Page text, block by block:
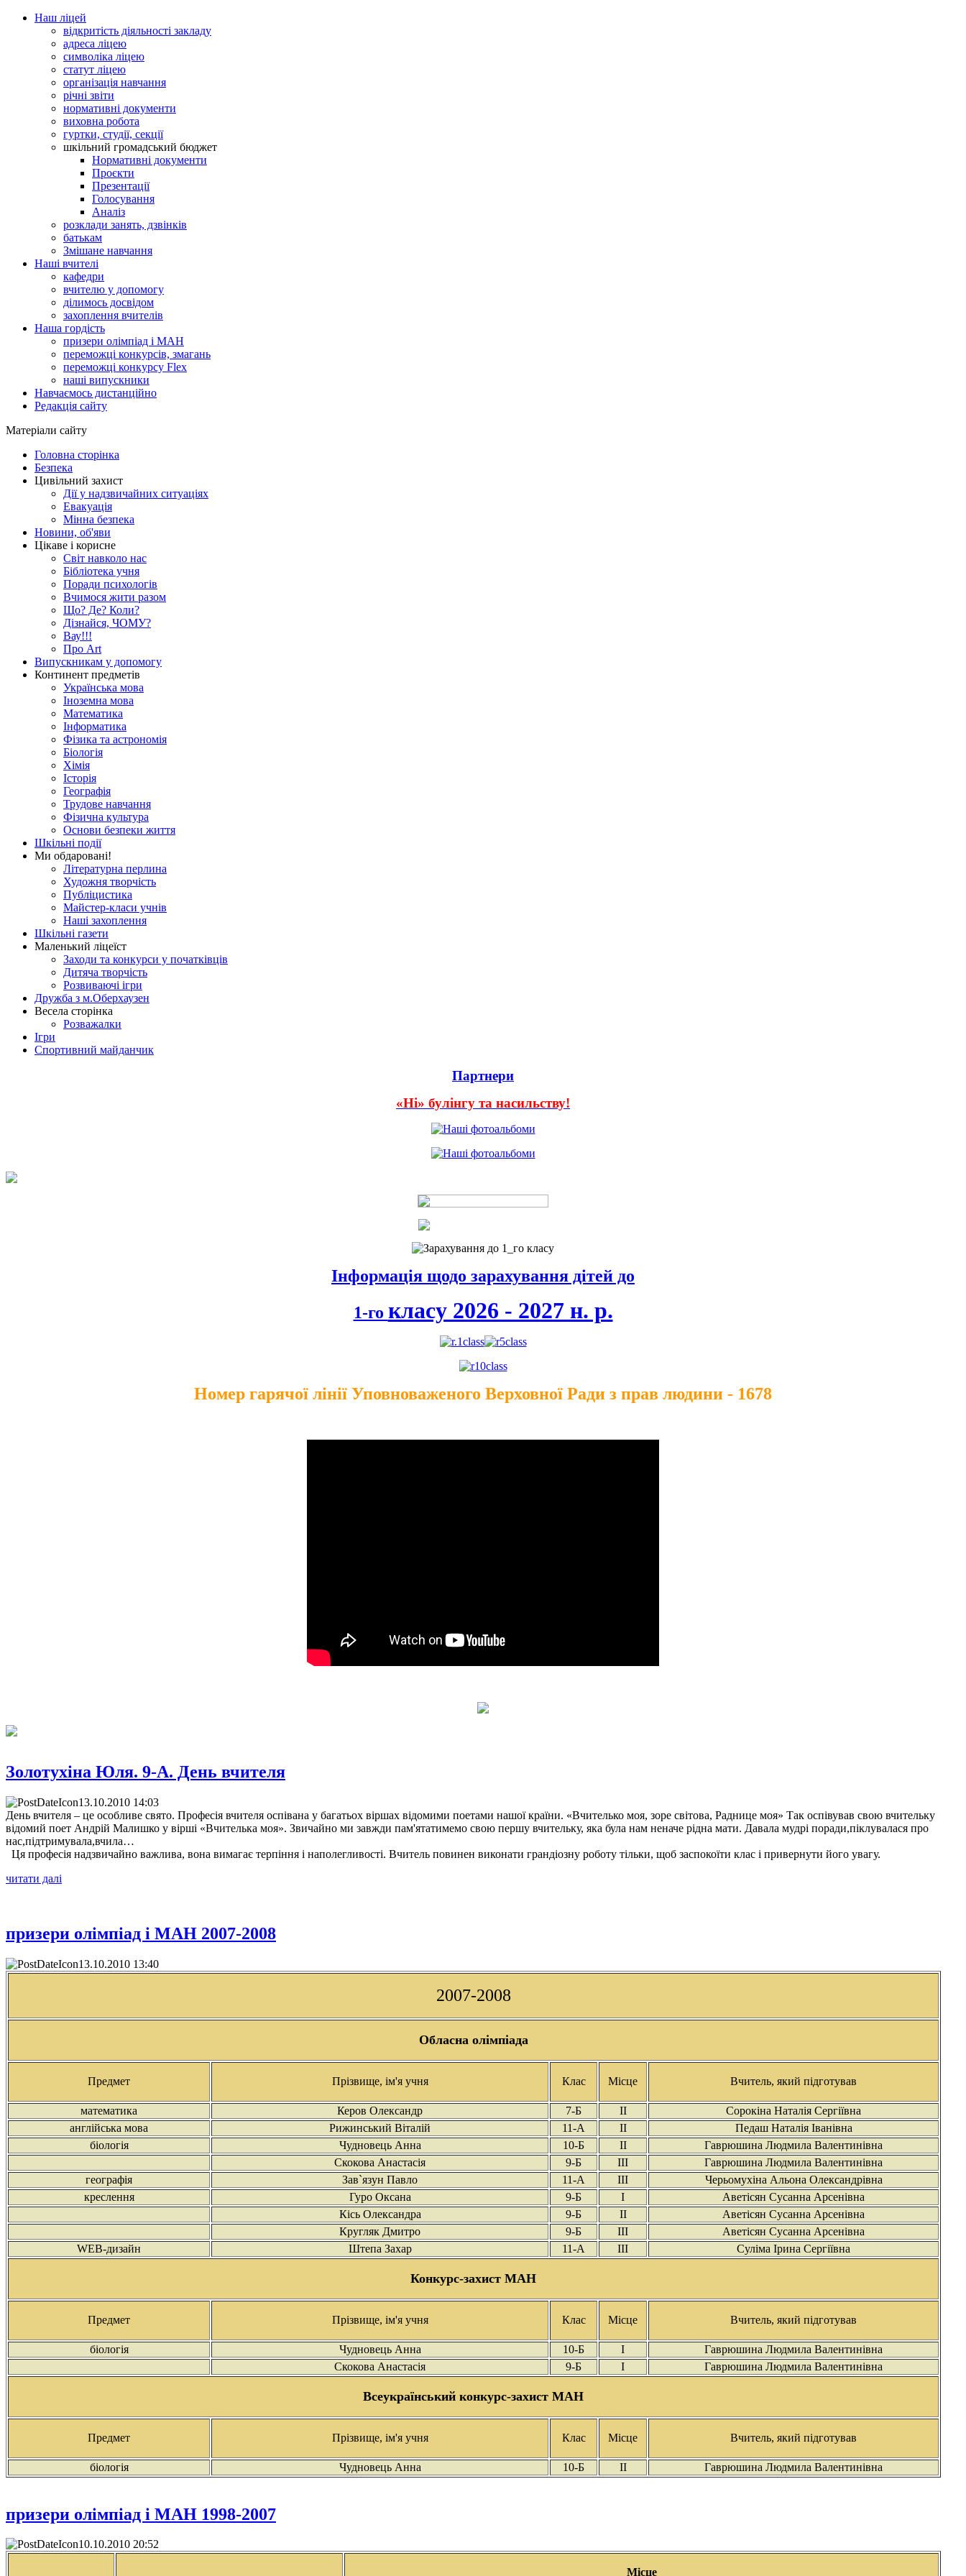
Наш ліцей
відкритість діяльності закладу
адреса ліцею
символіка ліцею
статут ліцею
організація навчання
річні звіти
нормативні документи
виховна робота
гуртки, студії, секції
шкільний громадський бюджет
Нормативні документи
Проєкти
Презентації
Голосування
Аналіз
розклади занять, дзвінків
батькам
Змішане навчання
Наші вчителі
кафедри
вчителю у допомогу
ділимось досвідом
захоплення вчителів
Наша гордість
призери олімпіад і МАН
переможці конкурсів, змагань
переможці конкурсу Flex
наші випускники
Навчаємось дистанційно
Редакція сайту
Матеріали сайту
Головна сторінка
Безпека
Цивільний захист
Дії у надзвичайних ситуаціях
Евакуація
Мінна безпека
Новини, об'яви
Цікаве і корисне
Світ навколо нас
Бібліотека учня
Поради психологів
Вчимося жити разом
Що? Де? Коли?
Дізнайся, ЧОМУ?
Вау!!!
Про Art
Випускникам у допомогу
Континент предметів
Українська мова
Іноземна мова
Математика
Інформатика
Фізика та астрономія
Біологія
Хімія
Історія
Географія
Трудове навчання
Фізична культура
Основи безпеки життя
Шкільні події
Ми обдаровані!
Літературна перлина
Художня творчість
Публіцистика
Майстер-класи учнів
Наші захоплення
Шкільні газети
Маленький ліцеїст
Заходи та конкурси у початківців
Дитяча творчість
Розвиваючі ігри
Дружба з м.Оберхаузен
Весела сторінка
Розважалки
Ігри
Спортивний майданчик
Партнери
«Ні» булінгу та насильству!
Інформація щодо зарахування дітей до
1-го класу 2026 - 2027 н. р.
Номер гарячої лінії Уповноваженого Верховної Ради з прав людини - 1678
Золотухіна Юля. 9-А. День вчителя
13.10.2010 14:03
День вчителя – це особливе свято. Професія вчителя оспівана у багатьох віршах відомими поетами нашої країни. «Вчителько моя, зоре світова, Раднице моя» Так оспівував свою вчительку
відомий поет Андрій Малишко у вірші «Вчителька моя». Звичайно ми завжди пам'ятатимемо свою першу вчительку, яка була нам неначе рідна мати. Давала мудрі поради,піклувалася про
нас,підтримувала,вчила…
Ця професія надзвичайно важлива, вона вимагає терпіння і наполегливості. Вчитель повинен виконати грандіозну роботу тільки, щоб заспокоїти клас і привернути його увагу.
читати далі
призери олімпіад і МАН 2007-2008
13.10.2010 13:40
2007-2008
Обласна олімпіада
Предмет Прізвище, ім'я учня Клас Місце Вчитель, який підготував
математика Керов Олександр 7-Б ІІ
Сорокіна Наталія Сергіївна
англійська мова
Рижинський Віталій 11-А ІІ
Педаш Наталія Іванівна
біологія
Чудновець Анна 10-Б ІІ
Гаврюшина Людмила Валентинівна
Скокова Анастасія
9-Б ІІІ
Гаврюшина Людмила Валентинівна
географія
Зав`язун Павло 11-А ІІІ
Черьомухіна Альона Олександрівна
креслення
Гуро Оксана 9-Б І
Аветісян Сусанна Арсенівна
Кісь Олександра
9-Б ІІ
Аветісян Сусанна Арсенівна
Кругляк Дмитро
9-Б ІІІ
Аветісян Сусанна Арсенівна
WEB-дизайн Штепа Захар 11-А ІІІ Суліма Ірина Сергіївна
Конкурс-захист МАН
Предмет Прізвище, ім'я учня Клас Місце Вчитель, який підготував
біологія Чудновець Анна 10-Б І
Гаврюшина Людмила Валентинівна
Скокова Анастасія
9-Б І Гаврюшина Людмила Валентинівна
Всеукраїнський конкурс-захист МАН
Предмет Прізвище, ім'я учня Клас Місце Вчитель, який підготував
біологія Чудновець Анна 10-Б ІІ Гаврюшина Людмила Валентинівна
призери олімпіад і МАН 1998-2007
10.10.2010 20:52
Місце